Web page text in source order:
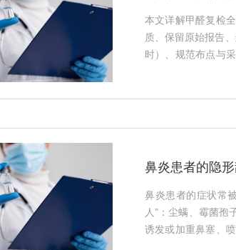
本文详解甲醛复检
质、保留原始报告
时）、规范布点与
鼻炎患者的隐
鼻炎患者的症状常
人”：尘螨、霉菌孢
诱发或加重鼻塞、